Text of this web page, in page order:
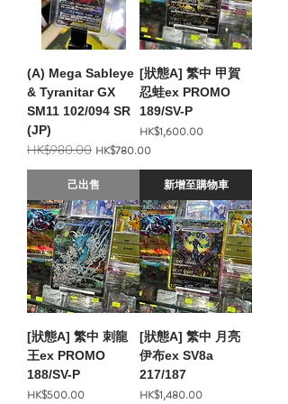
(A) Mega Sableye
& Tyranitar GX
SM11 102/094 SR
(JP)
一般價格
HK$980.00 促銷價格
HK$780.00
己出售
[狀態A] 繁中 甲賀
忍蛙ex PROMO
189/SV-P
價格
HK$1,600.00
新增至購物車
[狀態A] 繁中 刺龍
王ex PROMO
188/SV-P
價格
HK$500.00
[狀態A] 繁中 月亮
伊布ex SV8a
217/187
價格
HK$1,480.00